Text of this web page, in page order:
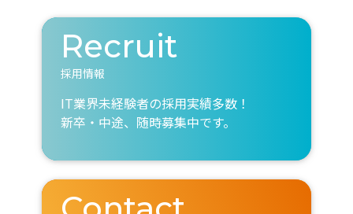
Recruit
採用情報
IT業界未経験者の採用実績多数！
新卒・中途、随時募集中です。